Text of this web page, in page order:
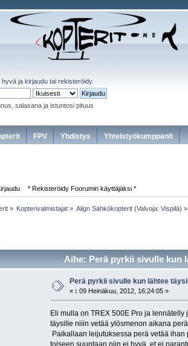
hyvä jakirjaudu tairekisteröidy.
salasana ja istuntosi pituus
FPV Yhdistys Yhteistyökumppanit
* Rekisteröidy Foorumin käyttäjäksi *
» Kopterivalmistajat » Align Sähkökopterit (Valvoja:Vispilä) »
Aihe: Perä pyrkii sivulle kun
Perä pyrkii sivulle kun lähtee
« : 09 Heinäkuu, 2012, 16:24:05 »
Eli mulla on TREX 500E Pro ja
täysille niiin vetää ylösmenon aikana
Paikallaan leijutuksessa perä vetää
toiseen suuntaan niin ei hyvä, et ei